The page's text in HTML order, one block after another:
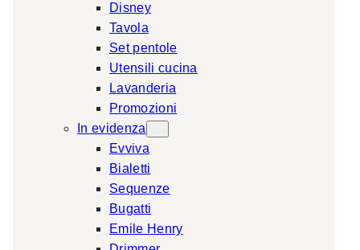
c
Disney
Tavola
Set pentole
Utensili cucina
Lavanderia
Promozioni
In evidenza
Evviva
Bialetti
Sequenze
Bugatti
Emile Henry